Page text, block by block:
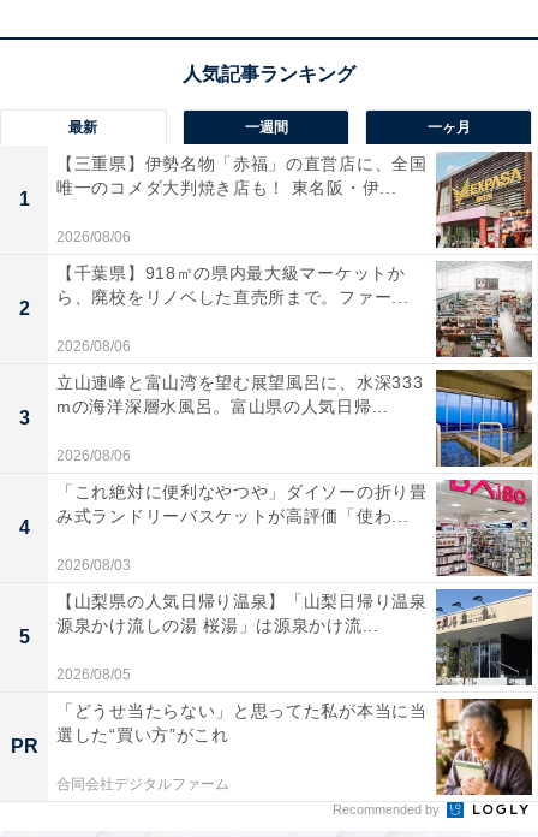
楽天トラベルでホテルを見る
「筑後川温泉 ふくせんか」の口コミは？
「筑後川温泉 ふくせんか」には、以下のような口コミが
最新 一週間 一ヶ月
1
【三重県】伊勢名物「赤福」の直営店に、全国
唯一のコメダ大判焼き店も！ 東名阪・伊...
2026/08/06
2
【千葉県】918㎡の県内最大級マーケットか
ら、廃校をリノベした直売所まで。ファー...
2026/08/06
3
立山連峰と富山湾を望む展望風呂に、水深333
mの海洋深層水風呂。富山県の人気日帰...
2026/08/06
4
「これ絶対に便利なやつや」ダイソーの折り畳
み式ランドリーバスケットが高評価「使わ...
2026/08/03
5
【山梨県の人気日帰り温泉】「山梨日帰り温泉
源泉かけ流しの湯 桜湯」は源泉かけ流...
2026/08/05
PR
「どうせ当たらない」と思ってた私が本当に当
選した“買い方”がこれ
合同会社デジタルファーム
Recommended by